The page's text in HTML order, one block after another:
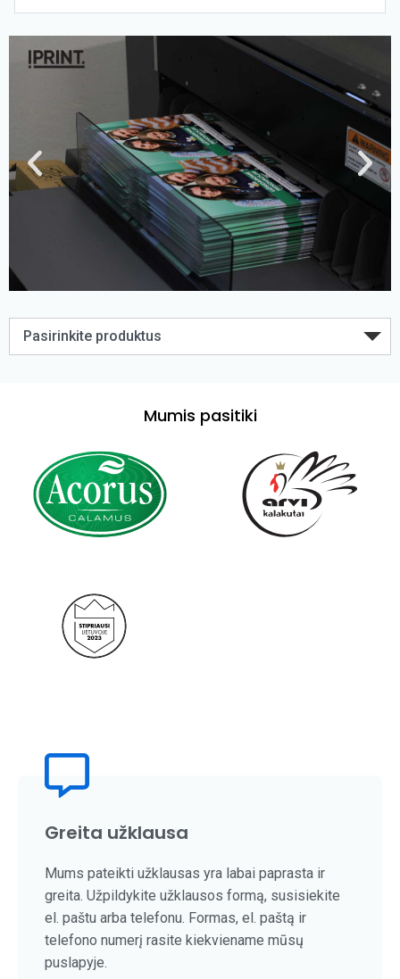
Pasirinkite produktus
Mumis pasitiki
Greita užklausa
Mums pateikti užklausas yra labai paprasta ir
greita. Užpildykite užklausos formą, susisiekite
el. paštu arba telefonu. Formas, el. paštą ir
telefono numerį rasite kiekviename mūsų
puslapyje.